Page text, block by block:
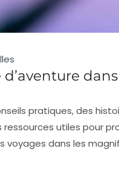
pratiques, des
utiles pour
voyages dans les